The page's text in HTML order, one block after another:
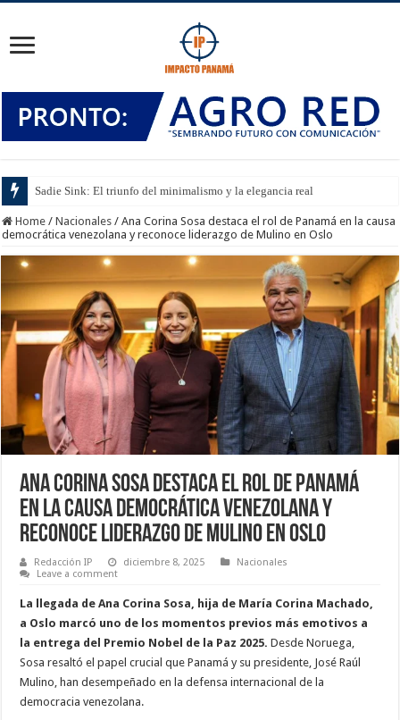
Sadie Sink: El triunfo del minimalismo y la elegancia real
Home / Nacionales / Ana Corina Sosa destaca el rol de Panamá en la causa
democrática venezolana y reconoce liderazgo de Mulino en Oslo
Ana Corina Sosa destaca el rol de Panamá
en la causa democrática venezolana y
reconoce liderazgo de Mulino en Oslo
Redacción IP diciembre 8, 2025
Nacionales
Leave a comment
La llegada de Ana Corina Sosa, hija de María Corina Machado,
a Oslo marcó uno de los momentos previos más emotivos a
la entrega del Premio Nobel de la Paz 2025. Desde Noruega,
Sosa resaltó el papel crucial que Panamá y su presidente, José Raúl
Mulino, han desempeñado en la defensa internacional de la
democracia venezolana.